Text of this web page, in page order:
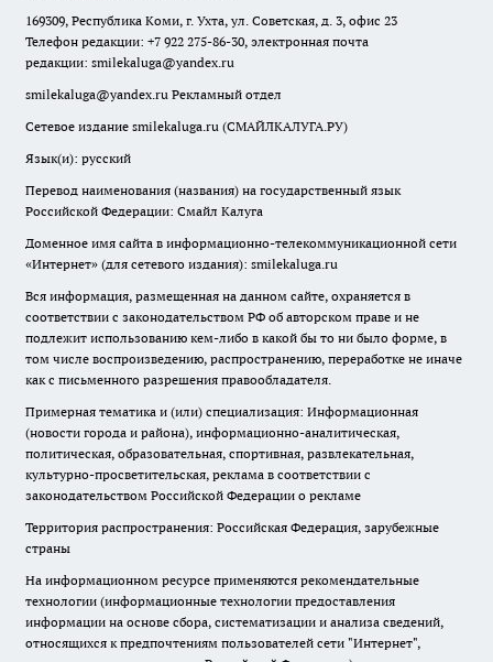
169309, Республика Коми, г. Ухта, ул. Советская, д. 3, офис 23
Телефон редакции: +7 922 275-86-30, электронная почта
редакции: smilekaluga@yandex.ru
smilekaluga@yandex.ru Рекламный отдел
Сетевое издание smilekaluga.ru (СМАЙЛКАЛУГА.РУ)
Язык(и): русский
Перевод наименования (названия) на государственный язык
Российской Федерации: Смайл Калуга
Доменное имя сайта в информационно-телекоммуникационной сети
«Интернет» (для сетевого издания): smilekaluga.ru
Вся информация, размещенная на данном сайте, охраняется в
соответствии с законодательством РФ об авторском праве и не
подлежит использованию кем-либо в какой бы то ни было форме, в
том числе воспроизведению, распространению, переработке не иначе
как с письменного разрешения правообладателя.
Примерная тематика и (или) специализация: Информационная
(новости города и района), информационно-аналитическая,
политическая, образовательная, спортивная, развлекательная,
культурно-просветительская, реклама в соответствии с
законодательством Российской Федерации о рекламе
Территория распространения: Российская Федерация, зарубежные
страны
На информационном ресурсе применяются рекомендательные
технологии (информационные технологии предоставления
информации на основе сбора, систематизации и анализа сведений,
относящихся к предпочтениям пользователей сети "Интернет",